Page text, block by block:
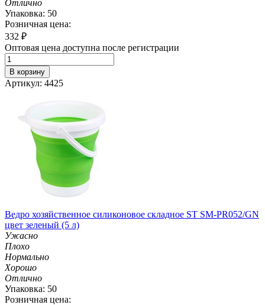
Отлично
Упаковка: 50
Розничная цена:
332 ₽
Оптовая цена доступна после регистрации
В корзину
Артикул: 4425
Ведро хозяйственное силиконовое складное ST SM-PR052/GN
цвет зеленый (5 л)
Ужасно
Плохо
Нормально
Хорошо
Отлично
Упаковка: 50
Розничная цена: